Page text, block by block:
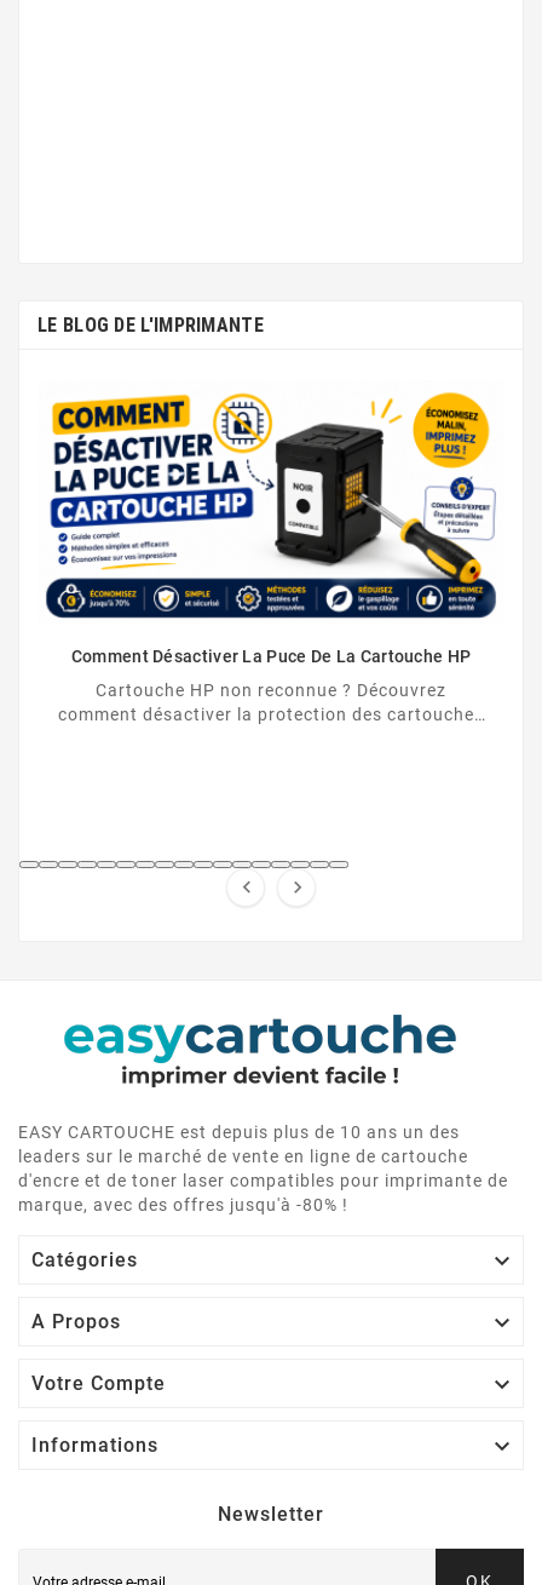
LE BLOG DE L'IMPRIMANTE
Comment Désactiver La Puce De La Cartouche HP
Cartouche HP non reconnue ? Découvrez
comment désactiver la protection des cartouches
 
EASY CARTOUCHE est depuis plus de 10 ans un des
leaders sur le marché de vente en ligne de cartouche
d'encre et de toner laser compatibles pour imprimante de
marque, avec des offres jusqu'à -80% !
Catégories 
A Propos 
Votre Compte 
Informations 
Newsletter